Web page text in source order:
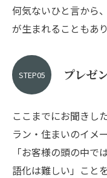
何気ないひと言から
が生まれることもあり
プレゼ
STEP05
ここまでにお聞きし
ラン・住まいのイメ
「お客様の頭の中
語化は難しい」こと